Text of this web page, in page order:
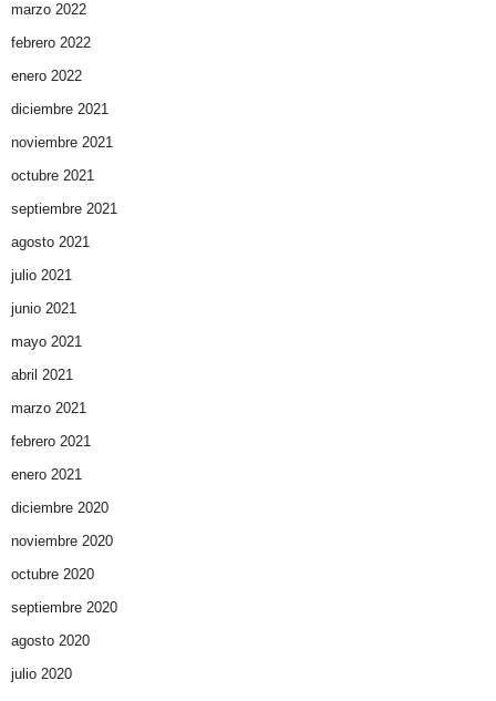
marzo 2022
febrero 2022
enero 2022
diciembre 2021
noviembre 2021
octubre 2021
septiembre 2021
agosto 2021
julio 2021
junio 2021
mayo 2021
abril 2021
marzo 2021
febrero 2021
enero 2021
diciembre 2020
noviembre 2020
octubre 2020
septiembre 2020
agosto 2020
julio 2020